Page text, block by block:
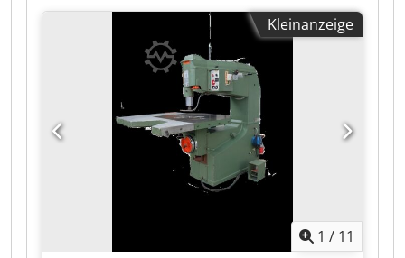
Verfahrweg X/Y/Z 762/305/534 mm, Tischgrösse
1213 x 267 mm, Spindeldrehzahl bis 4.000
U/min, Aufnahme BT 40,
Kleinanzeige
1 / 11